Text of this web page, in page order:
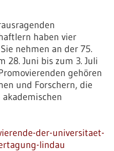
haben vier
nehmen an der 75.
28. Juni bis zum 3. Juli
gehören
und Forschern, die
der-universitaet-
lindau